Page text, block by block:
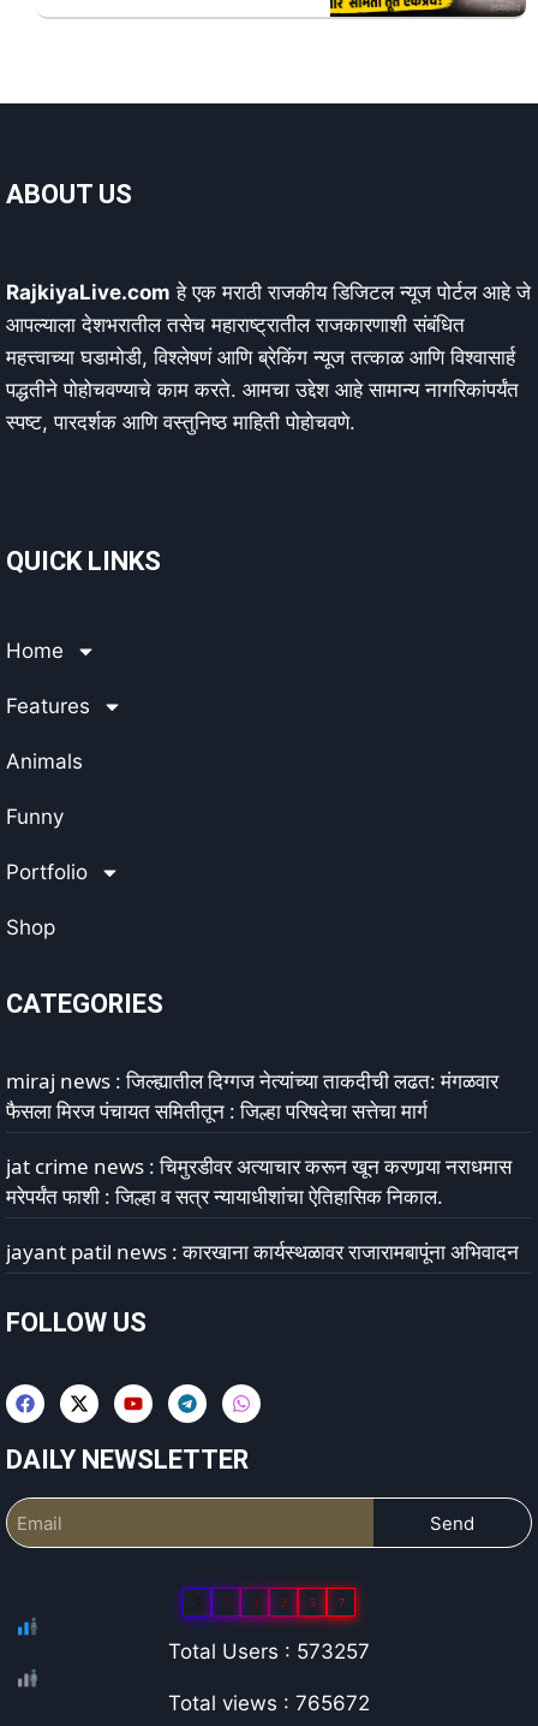
ABOUT US
RajkiyaLive.com हे एक मराठी राजकीय डिजिटल न्यूज पोर्टल आहे जे
आपल्याला देशभरातील तसेच महाराष्ट्रातील राजकारणाशी संबंधित
महत्त्वाच्या घडामोडी, विश्लेषणं आणि ब्रेकिंग न्यूज तत्काळ आणि विश्वासार्ह
पद्धतीने पोहोचवण्याचे काम करते. आमचा उद्देश आहे सामान्य नागरिकांपर्यंत
स्पष्ट, पारदर्शक आणि वस्तुनिष्ठ माहिती पोहोचवणे.
QUICK LINKS
Home
Features
Animals
Funny
Portfolio
Shop
CATEGORIES
miraj news : जिल्ह्यातील दिग्गज नेत्यांच्या ताकदीची लढत: मंगळवार
फैसला मिरज पंचायत समितीतून : जिल्हा परिषदेचा सत्तेचा मार्ग
jat crime news : चिमुरडीवर अत्याचार करून खून करणार्‍या नराधमास
मरेपर्यंत फाशी : जिल्हा व सत्र न्यायाधीशांचा ऐतिहासिक निकाल.
jayant patil news : कारखाना कार्यस्थळावर राजारामबापूंना अभिवादन
FOLLOW US
DAILY NEWSLETTER
Send
5 7 3 2 5 7
Total Users : 573257
Total views : 765672